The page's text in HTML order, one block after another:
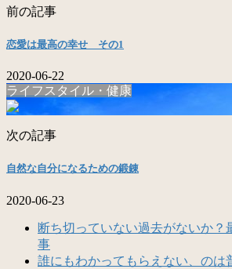
前の記事
恋愛は最高の幸せ その1
2020-06-22
ライフスタイル・健康
次の記事
自然な自分になるための鍛錬
2020-06-23
断ち切っていない過去がないか？
事
誰にもわかってもらえない、のは